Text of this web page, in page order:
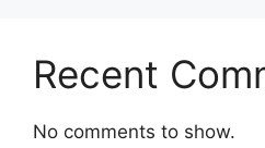
Recent
No comments to show.